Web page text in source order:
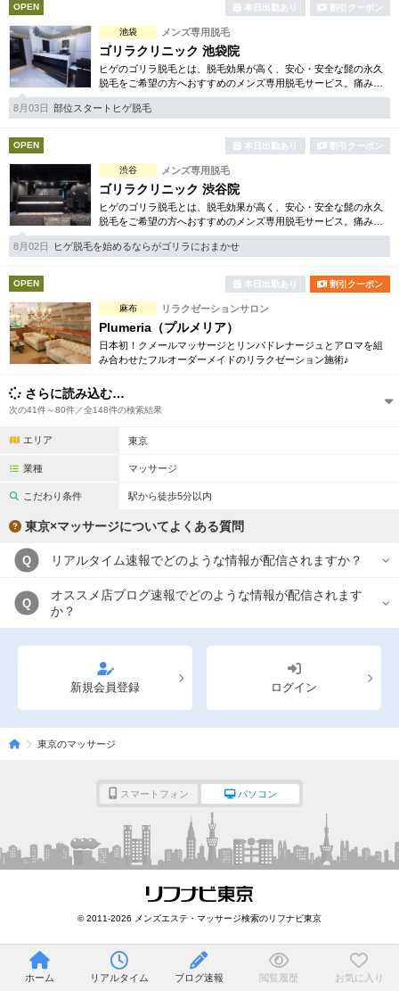
OPEN 本日出勤あり 割引クーポン
池袋 メンズ専用脱毛
ゴリラクリニック 池袋院
ヒゲのゴリラ脱毛とは、脱毛効果が高く、安心・安全な髭の永久
脱毛をご希望の方へおすすめのメンズ専用脱毛サービス。痛みに
弱い方には医療用麻酔を3種ご用意、医療認可の脱毛機のみを使
用。スキンケアも万全です。
8月03日 部位スタートヒゲ脱毛
OPEN 本日出勤あり 割引クーポン
渋谷 メンズ専用脱毛
ゴリラクリニック 渋谷院
ヒゲのゴリラ脱毛とは、脱毛効果が高く、安心・安全な髭の永久
脱毛をご希望の方へおすすめのメンズ専用脱毛サービス。痛みに
弱い方には医療用麻酔を3種ご用意、医療認可の脱毛機のみを使
用。スキンケアも万全です。
8月02日 ヒゲ脱毛を始めるならがゴリラにおまかせ
OPEN 本日出勤あり 割引クーポン
麻布 リラクゼーションサロン
Plumeria（プルメリア）
日本初！クメールマッサージとリンパドレナージュとアロマを組
み合わせたフルオーダーメイドのリラクゼーション施術♪
さらに読み込む…
次の41件～80件／全148件の検索結果
エリア 東京
業種 マッサージ
こだわり条件 駅から徒歩5分以内
東京×マッサージについてよくある質問
Q リアルタイム速報でどのような情報が配信されますか？
Q
オススメ店ブログ速報でどのような情報が配信されます
か？
新規会員登録 ログイン
東京のマッサージ
スマートフォン パソコン
© 2011-2026 メンズエステ・マッサージ検索のリフナビ東京
ホーム リアルタイム ブログ速報 閲覧履歴 お気に入り